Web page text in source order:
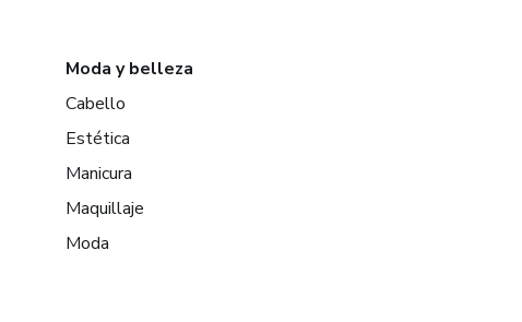
Moda y belleza
Cabello
Estética
Manicura
Maquillaje
Moda